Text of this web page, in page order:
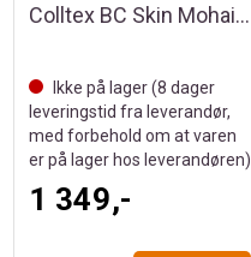
Colltex BC Skin Mohair 45X2000
Ikke på lager (8 dager
leveringstid fra leverandør,
med forbehold om at varen
er på lager hos leverandøren)
1 349,-